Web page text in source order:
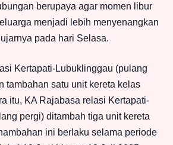
berupaya agar momen libur
menjadi lebih menyenangkan
pada hari Selasa.
Kertapati-Lubuklinggau (pulang
tambahan satu unit kereta kelas
itu, KA Rajabasa relasi Kertapati-
pergi) ditambah tiga unit kereta
ini berlaku selama periode